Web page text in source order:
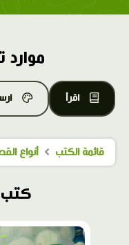
موارد
اقرأ
قائمة الكتب أنواع
كتب